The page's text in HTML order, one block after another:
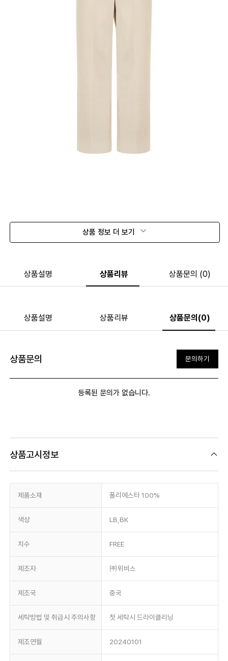
상품 정보 더 보기
상품설명 상품리뷰 상품문의 (0)
상품설명 상품리뷰 상품문의(0)
상품문의 문의하기
등록된 문의가 없습니다.
상품고시정보
제품소재 폴리에스터 100%
색상 LB,BK
치수 FREE
제조자 ㈜위비스
제조국 중국
세탁방법 및 취급시 주의사항 첫 세탁시 드라이클리닝
제조연월 20240101